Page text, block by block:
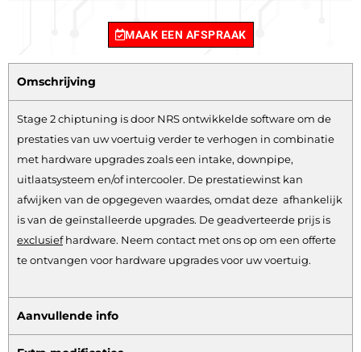
MAAK EEN AFSPRAAK
Omschrijving
Stage 2 chiptuning is door NRS ontwikkelde software om de
prestaties van uw voertuig verder te verhogen in combinatie
met hardware upgrades zoals een intake, downpipe,
uitlaatsysteem en/of intercooler. De prestatiewinst kan
afwijken van de opgegeven waardes, omdat deze afhankelijk
is van de geïnstalleerde upgrades. De geadverteerde prijs is
exclusiefhardware. Neem contact met ons op om een offerte
te ontvangen voor hardware upgrades voor uw voertuig.
Aanvullende info